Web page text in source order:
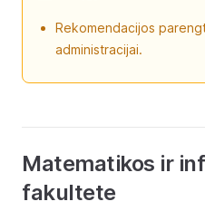
Rekomendacijos
administracijai.
Matematikos ir
fakultete